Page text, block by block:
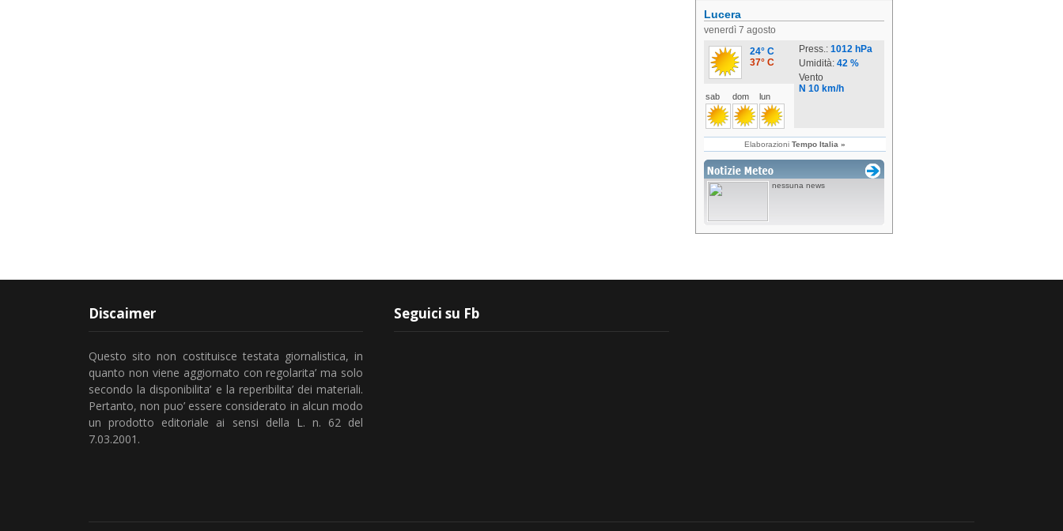
Discaimer
Questo sito non costituisce testata giornalistica, in
quanto non viene aggiornato con regolarita’ ma solo
secondo la disponibilita’ e la reperibilita’ dei materiali.
Pertanto, non puo’ essere considerato in alcun modo
un prodotto editoriale ai sensi della L. n. 62 del
7.03.2001.
Seguici su Fb